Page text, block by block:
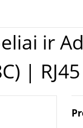
| 50126 | CAT 5e
|